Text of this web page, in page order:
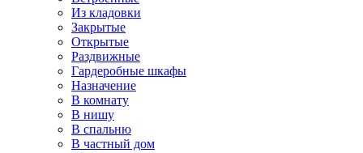
Из кладовки
Закрытые
Открытые
Раздвижные
Гардеробные шкафы
Назначение
В комнату
В нишу
В спальню
В частный дом